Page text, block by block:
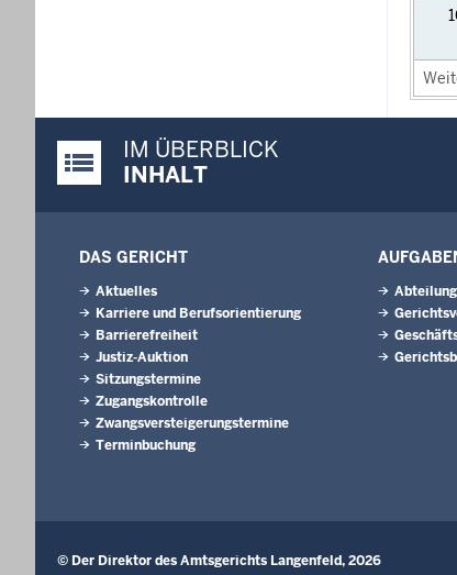
Justiz-Portal im Überblick:
IM ÜBERBLICK
INHALT
DAS GERICHT
Aktuelles
Karriere und Berufsorientierung
Barrierefreiheit
Justiz-Auktion
Sitzungstermine
Zugangskontrolle
Zwangsversteigerungstermine
Terminbuchung
© Der Direktor des Amtsgerichts Langenfeld, 2026